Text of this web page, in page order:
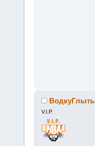
ВодкуГлыть
V.I.P.